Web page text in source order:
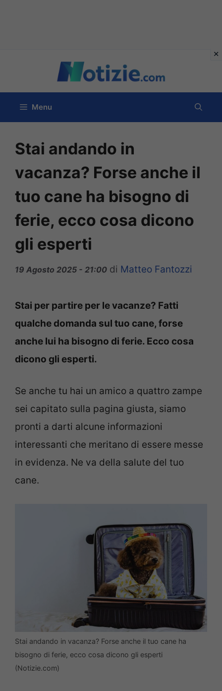
contenuto
Menu
Stai andando in
vacanza? Forse anche il
tuo cane ha bisogno di
ferie, ecco cosa dicono
gli esperti
19 Agosto 2025 - 21:00 di Matteo Fantozzi
Stai per partire per le vacanze? Fatti
qualche domanda sul tuo cane, forse
anche lui ha bisogno di ferie. Ecco cosa
dicono gli esperti.
Se anche tu hai un amico a quattro zampe
sei capitato sulla pagina giusta, siamo
pronti a darti alcune informazioni
interessanti che meritano di essere messe
in evidenza. Ne va della salute del tuo
cane.
Stai andando in vacanza? Forse anche il tuo cane ha
bisogno di ferie, ecco cosa dicono gli esperti
(Notizie.com)